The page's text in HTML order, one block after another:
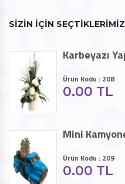
SİZİN İÇİN SEÇTİKLERİMİZ